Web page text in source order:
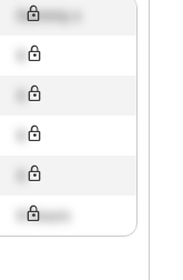
Dummy x
X hours